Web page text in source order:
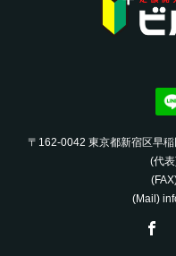
〒162-0042 東京都新宿区早
(代
(Mail)